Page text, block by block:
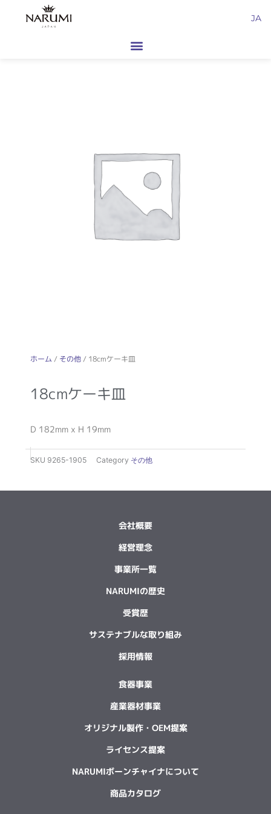
JA
ホーム / その他/ 18cmケーキ皿
18cmケーキ皿
D 182mm x H 19mm
SKU 9265-1905 Category その他
会社概要
経営理念
事業所一覧
NARUMIの歴史
受賞歴
サステナブルな取り組み
採用情報
食器事業
産業器材事業
オリジナル製作・OEM提案
ライセンス提案
NARUMIボーンチャイナについて
商品カタログ